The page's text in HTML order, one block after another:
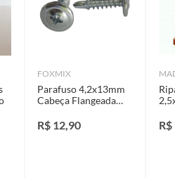
FOXMIX
Parafuso 4,2x13mm
Cabeça Flangeada
Ponta Agulha
Zincado Cromado 20
R$ 12,90 R$